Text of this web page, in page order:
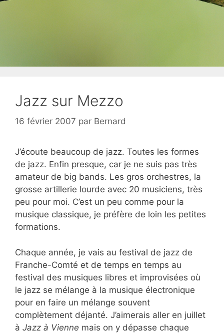
Jazz sur Mezzo
16 février 2007 par Bernard
J’écoute beaucoup de jazz. Toutes les formes
de jazz. Enfin presque, car je ne suis pas très
amateur de big bands. Les gros orchestres, la
grosse artillerie lourde avec 20 musiciens, très
peu pour moi. C’est un peu comme pour la
musique classique, je préfère de loin les petites
formations.
Chaque année, je vais au festival de jazz de
Franche-Comté et de temps en temps au
festival des musiques libres et improvisées où
le jazz se mélange à la musique électronique
pour en faire un mélange souvent
complètement déjanté. J’aimerais aller en juillet
à Jazz à Vienne mais on y dépasse chaque